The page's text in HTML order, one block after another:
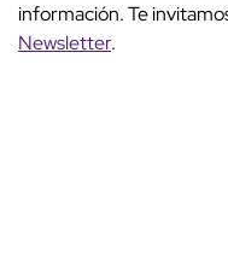
información. Te
Newsletter.